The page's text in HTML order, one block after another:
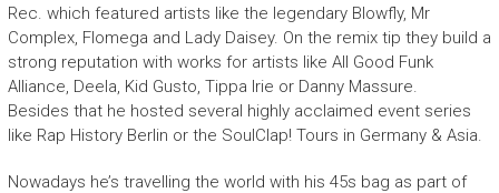
Rec. which featured artists like the legendary Blowfly, Mr
Complex, Flomega and Lady Daisey. On the remix tip they build a
strong reputation with works for artists like All Good Funk
Alliance, Deela, Kid Gusto, Tippa Irie or Danny Massure.
Besides that he hosted several highly acclaimed event series
like Rap History Berlin or the SoulClap! Tours in Germany & Asia.
Nowadays he’s travelling the world with his 45s bag as part of